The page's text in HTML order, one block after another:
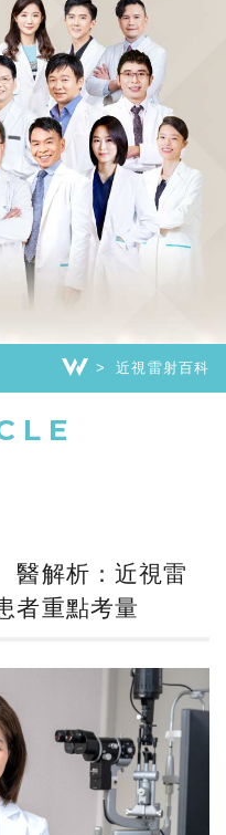
近視雷射百科
解析：近視雷
者重點考量